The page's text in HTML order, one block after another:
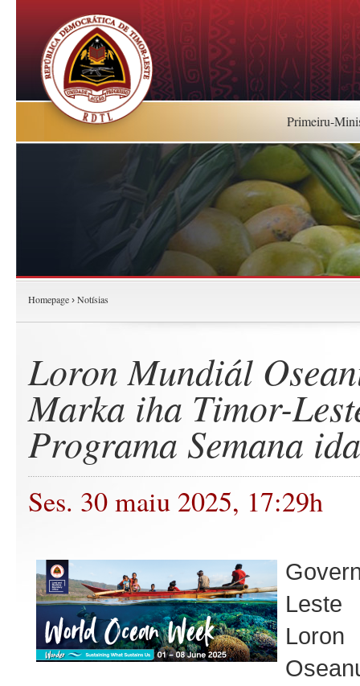
Primeiru-
Homepage › Notísias
Loron Mundiál
Marka iha Timor-
Programa Semana ida
Ses. 30 maiu 2025, 17:29h